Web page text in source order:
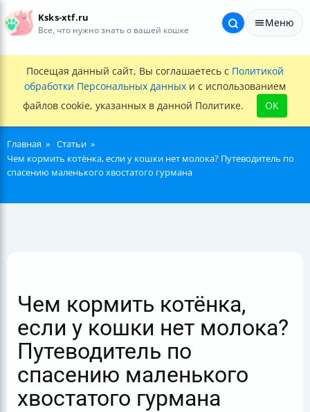
Ksks-xtf.ru
Все, что нужно знать о вашей кошке
Меню
Посещая данный сайт, Вы соглашаетесь с Политикой
обработки Персональных данных и с использованием
файлов cookie, указанных в данной Политике.
OK
Главная
Статьи
Чем кормить котёнка, если у кошки нет молока? Путеводитель по
спасению маленького хвостатого гурмана
Чем кормить котёнка,
если у кошки нет молока?
Путеводитель по
спасению маленького
хвостатого гурмана